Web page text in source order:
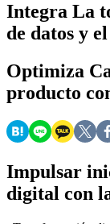
Integra La
de datos y
Optimiza
producto
Impulsar
digital con